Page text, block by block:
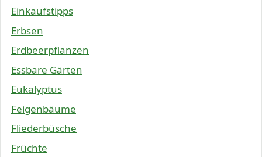
Einkaufstipps
Erbsen
Erdbeerpflanzen
Essbare Gärten
Eukalyptus
Feigenbäume
Fliederbüsche
Früchte